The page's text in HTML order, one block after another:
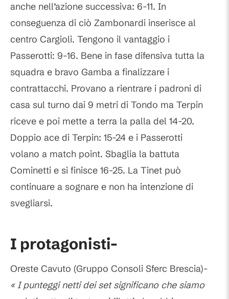
anche nell’azione successiva: 6-11. In
conseguenza di ciò Zambonardi inserisce al
centro Cargioli. Tengono il vantaggio i
Passerotti: 9-16. Bene in fase difensiva tutta la
squadra e bravo Gamba a finalizzare i
contrattacchi. Provano a rientrare i padroni di
casa sul turno dai 9 metri di Tondo ma Terpin
riceve e poi mette a terra la palla del 14-20.
Doppio ace di Terpin: 15-24 e i Passerotti
volano a match point. Sbaglia la battuta
Cominetti e si finisce 16-25. La Tinet può
continuare a sognare e non ha intenzione di
svegliarsi.
I protagonisti-
Oreste Cavuto (Gruppo Consoli Sferc Brescia)-
« I punteggi netti dei set significano che siamo